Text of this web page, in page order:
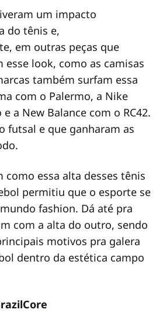
um impacto
do tênis e,
em outras peças que
look, como as camisas
também surfam essa
com o Palermo, a Nike
a New Balance com o RC42.
futsal e que ganharam as
como essa alta desses tênis
permitiu que o esporte se
fashion. Dá até pra
com a alta do outro, sendo
motivos pra galera
dentro da estética campo